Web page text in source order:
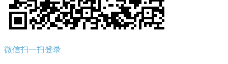
微信扫一扫登录